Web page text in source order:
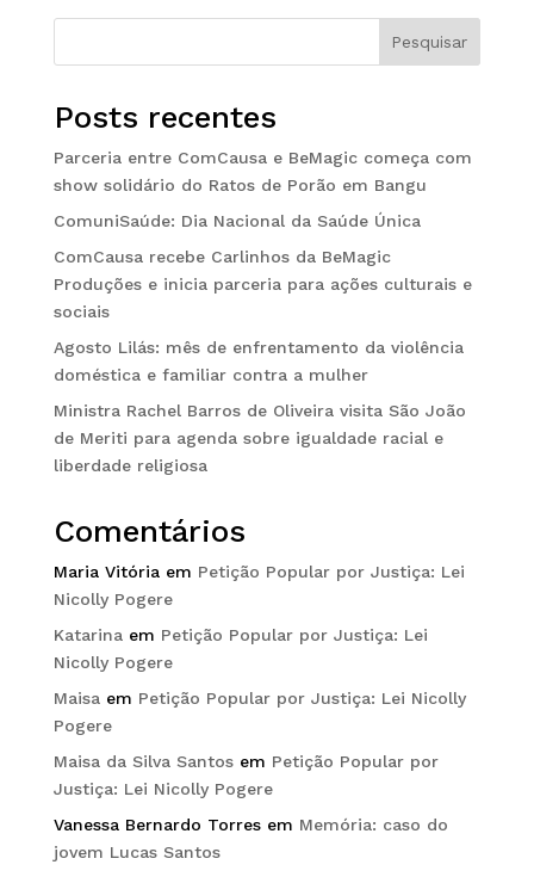
Pesquisar
Posts recentes
Parceria entre ComCausa e BeMagic começa com
show solidário do Ratos de Porão em Bangu
ComuniSaúde: Dia Nacional da Saúde Única
ComCausa recebe Carlinhos da BeMagic
Produções e inicia parceria para ações culturais e
sociais
Agosto Lilás: mês de enfrentamento da violência
doméstica e familiar contra a mulher
Ministra Rachel Barros de Oliveira visita São João
de Meriti para agenda sobre igualdade racial e
liberdade religiosa
Comentários
Maria Vitóriaem Petição Popular por Justiça: Lei
Nicolly Pogere
Katarinaem Petição Popular por Justiça: Lei
Nicolly Pogere
Maisaem Petição Popular por Justiça: Lei Nicolly
Pogere
Maisa da Silva Santosem Petição Popular por
Justiça: Lei Nicolly Pogere
Vanessa Bernardo Torresem Memória: caso do
jovem Lucas Santos